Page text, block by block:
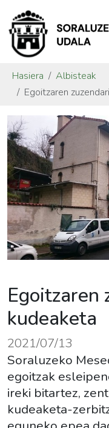
Hasiera
Albisteak
Egoitzaren
Egoitzaren
kudeaketa
2021/07/13
Soraluzeko
egoitzak
ireki bitartez,
kudeaketa-